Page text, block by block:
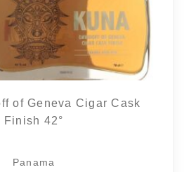
of Geneva Cigar Cask
Finish 42°
Panama